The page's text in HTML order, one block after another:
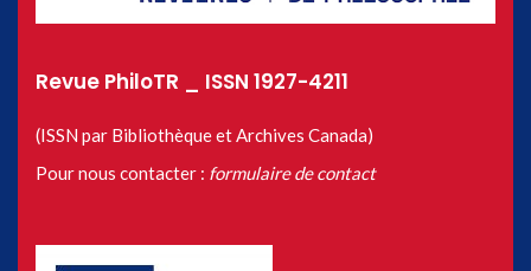
Revue PhiloTR _ ISSN 1927-4211
(ISSN par Bibliothèque et Archives Canada)
Pour nous contacter : formulaire de contact